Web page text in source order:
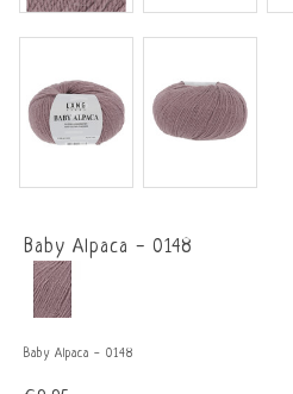
Baby Alpaca - 0148
Baby Alpaca - 0148